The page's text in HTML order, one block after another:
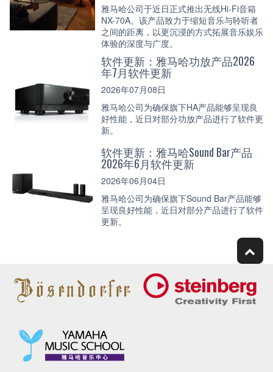
雅马哈公司于近日正式推出无线Hi-Fi音箱
NX-70A。该产品致力于缩短音乐与聆听者
之间的距离，以更沉浸的方式拓展音乐娱乐
体验的深度与广度。
软件更新：雅马哈功放产品2026
年7月软件更新
2026年07月08日
雅马哈公司为确保旗下HA产品能够呈现良
好性能，近日对部分功放产品进行了软件更
新。
软件更新：雅马哈Sound Bar产品
2026年6月软件更新
2026年06月04日
雅马哈公司为确保旗下Sound Bar产品能够
呈现良好性能，近日对部分产品进行了软件
更新。